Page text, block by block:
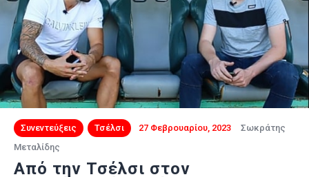
Συνεντεύξεις Τσέλσι 27 Φεβρουαρίου, 2023
Σωκράτης
Μεταλίδης
Από την Τσέλσι στον